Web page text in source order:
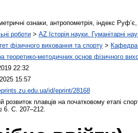
ознаки, антропометрія, індекс
роботи > AZ Історія науки. Гуманітарні
фізичного виховання та спорту > Кафедра
теоретико-методичних основ фізичного
22:32
15:57
id/eprint/28168
розвиток плавців на початковому етапі
6. С. 207–212.